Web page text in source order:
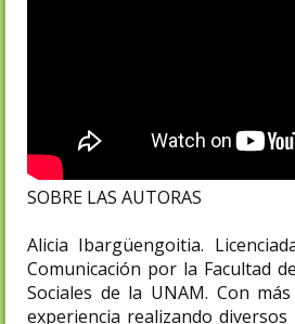
SOBRE LAS AUTORAS
Alicia Ibargüengoitia.
Comunicación por la Facultad
Sociales de la UNAM. Con
experiencia realizando